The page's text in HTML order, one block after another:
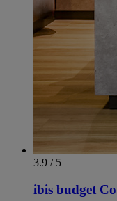
3.9 / 5
ibis budget